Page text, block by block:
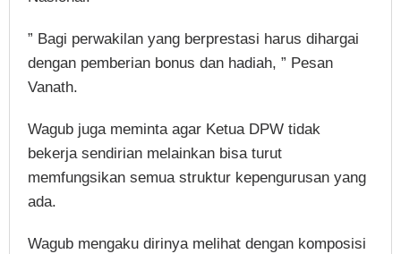
” Bagi perwakilan yang berprestasi harus dihargai
dengan pemberian bonus dan hadiah, ” Pesan
Vanath.
Wagub juga meminta agar Ketua DPW tidak
bekerja sendirian melainkan bisa turut
memfungsikan semua struktur kepengurusan yang
ada.
Wagub mengaku dirinya melihat dengan komposisi